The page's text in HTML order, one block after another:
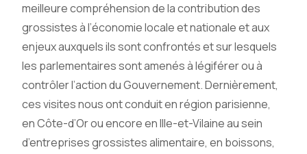
meilleure compréhension de la contribution des
grossistes à l’économie locale et nationale et aux
enjeux auxquels ils sont confrontés et sur lesquels
les parlementaires sont amenés à légiférer ou à
contrôler l’action du Gouvernement. Dernièrement,
ces visites nous ont conduit en région parisienne,
en Côte-d’Or ou encore en Ille-et-Vilaine au sein
d’entreprises grossistes alimentaire, en boissons,